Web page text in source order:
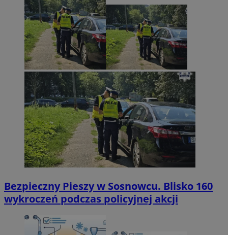
Bezpieczny Pieszy w Sosnowcu. Blisko 160
wykroczeń podczas policyjnej akcji